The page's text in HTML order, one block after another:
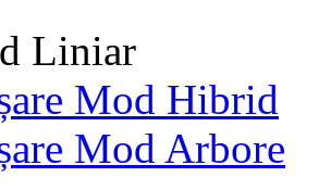
Liniar
Mod Hibrid
Mod Arbore